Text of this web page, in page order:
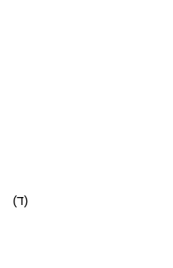
(ד)